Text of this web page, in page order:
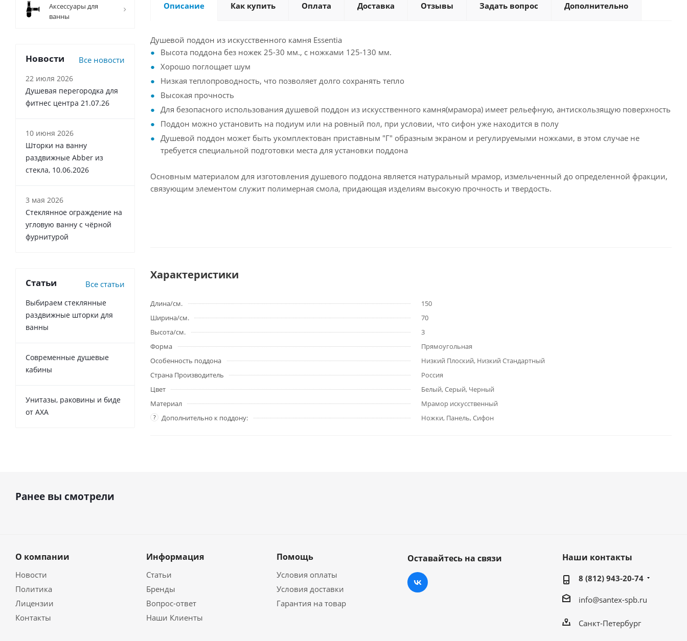
Описание Как купить Оплата Доставка Отзывы Задать вопрос Дополнительно
Душевой поддон из искусственного камня Essentia
Высота поддона без ножек 25-30 мм., с ножками 125-130 мм.
Хорошо поглощает шум
Низкая теплопроводность, что позволяет долго сохранять тепло
Высокая прочность
Для безопасного использования душевой поддон из искусственного камня(мрамора) имеет рельефную, антискользящую поверхность
Поддон можно установить на подиум или на ровный пол, при условии, что сифон уже находится в полу
Душевой поддон может быть укомплектован приставным "Г" образным экраном и регулируемыми ножками, в этом случае не
требуется специальной подготовки места для установки поддона
Основным материалом для изготовления душевого поддона является натуральный мрамор, измельченный до определенной фракции,
связующим элементом служит полимерная смола, придающая изделиям высокую прочность и твердость.
Характеристики
Длина/см.
150
Ширина/см.
70
Высота/см.
3
Форма
Прямоугольная
Особенность поддона
Низкий Плоский, Низкий Стандартный
Страна Производитель
Россия
Цвет
Белый, Серый, Черный
Материал
Мрамор искусственный
? Дополнительно к поддону: Ножки, Панель, Сифон
Аксессуары для
ванны
Новости Все новости
22 июля 2026
Душевая перегородка для
фитнес центра 21.07.26
10 июня 2026
Шторки на ванну
раздвижные Abber из
стекла, 10.06.2026
3 мая 2026
Стеклянное ограждение на
угловую ванну с чёрной
фурнитурой
Статьи Все статьи
Выбираем стеклянные
раздвижные шторки для
ванны
Современные душевые
кабины
Унитазы, раковины и биде
от AXA
Ранее вы смотрели
О компании
Новости
Политика
Лицензии
Контакты
Информация
Статьи
Бренды
Вопрос-ответ
Наши Клиенты
Помощь
Условия оплаты
Условия доставки
Гарантия на товар
Оставайтесь на связи Наши контакты
8 (812) 943-20-74
info@santex-spb.ru
Санкт-Петербург